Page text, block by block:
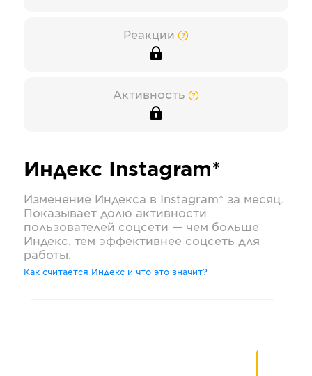
Реакции
Активность
Индекс Instagram*
Изменение Индекса в Instagram* за месяц.
Показывает долю активности
пользователей соцсети — чем больше
Индекс, тем эффективнее соцсеть для
работы.
Как считается Индекс и что это значит?